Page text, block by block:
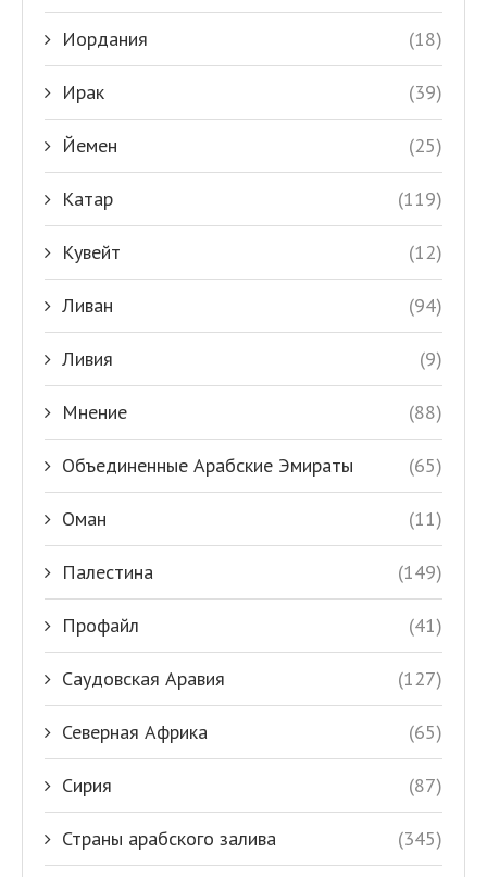
Иордания (18)
Ирак (39)
Йемен (25)
Катар (119)
Кувейт (12)
Ливан (94)
Ливия (9)
Мнение (88)
Объединенные Арабские Эмираты (65)
Оман (11)
Палестина (149)
Профайл (41)
Саудовская Аравия (127)
Северная Африка (65)
Сирия (87)
Страны арабского залива (345)